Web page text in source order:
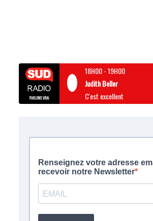
18H00-19H00
Judith Beller
C'est excellent